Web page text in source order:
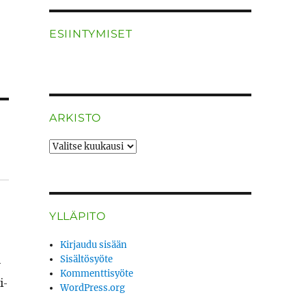
ESIINTYMISET
ARKISTO
ARKISTO
YLLÄPITO
Kirjaudu sisään
Sisältösyöte
Kommenttisyöte
WordPress.org